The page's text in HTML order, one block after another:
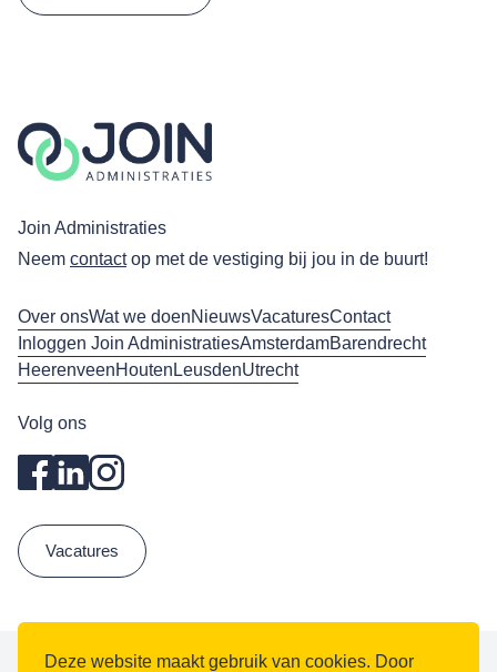
Deze website maakt gebruik van cookies. Door
Join Administraties
Neem contactop met de vestiging bij jou in de buurt!
Over onsWat we doenNieuwsVacaturesContact
Inloggen Join AdministratiesAmsterdamBarendrecht
HeerenveenHouten LeusdenUtrecht
Volg ons
Vacatures